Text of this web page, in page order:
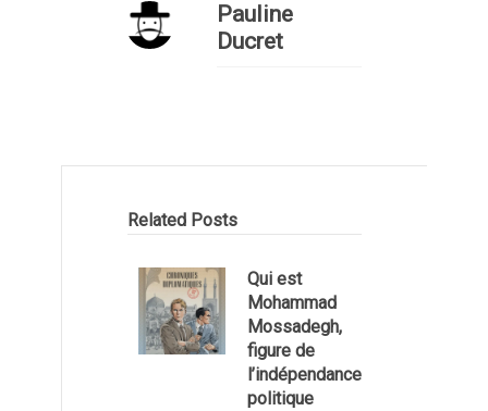
Pauline
Ducret
Related Posts
Qui est
Mohammad
Mossadegh,
figure de
l’indépendance
politique